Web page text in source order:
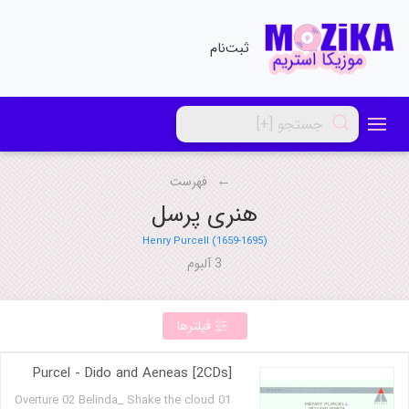
ثبت‌نام
فهرست
هنری پرسل
Henry Purcell (1659-1695)
فیلترها
Purcel - Dido and Aeneas [2CDs]
01 Overture 02 Belinda_ Shake the cloud